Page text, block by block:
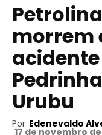
morrem
Urubu
Por Edenevaldo
17 de novembro